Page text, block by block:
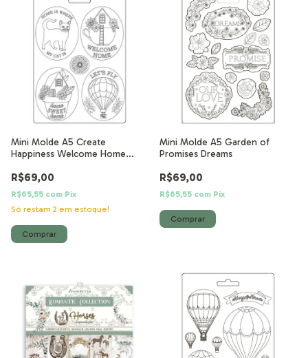
Mini Molde A5 Create
Happiness Welcome Home
R$69,00
R$65,55 com Pix
Só restam 2 em estoque!
Mini Molde A5 Garden of
Promises Dreams
R$69,00
R$65,55 com Pix